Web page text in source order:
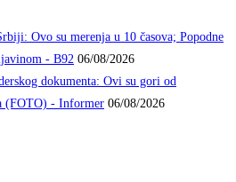
Ovo su merenja u 10 časova; Popodne
- B92 06/08/2026
dokumenta: Ovi su gori od
(FOTO) - Informer 06/08/2026